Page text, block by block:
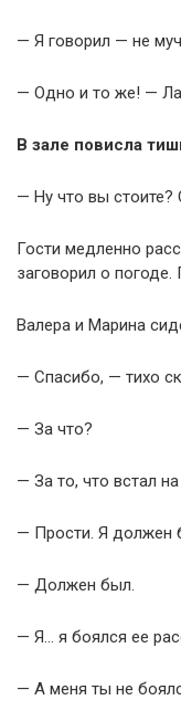
— Я говорил — не
— Одно и то же! —
В зале повисла
— Ну что вы стоите?
Гости медленно
заговорил о
Валера и Марина
— Спасибо, — тихо
— За что?
— За то, что встал
— Прости. Я должен
— Должен был.
— Я… я боялся ее
— А меня ты не